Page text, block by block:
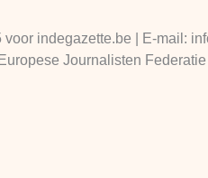
indegazette.be | E-mail:
Journalisten